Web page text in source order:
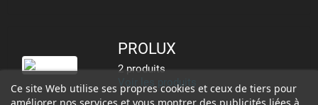
Ce site Web utilise ses propres cookies et ceux de tiers pour
PROLUX
2 produits
Voir les produits